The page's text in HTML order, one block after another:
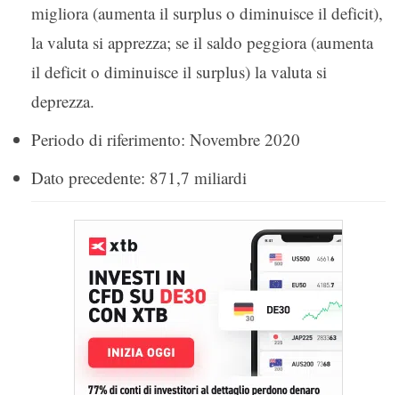
migliora (aumenta il surplus o diminuisce il deficit),
la valuta si apprezza; se il saldo peggiora (aumenta
il deficit o diminuisce il surplus) la valuta si
deprezza.
Periodo di riferimento: Novembre 2020
Dato precedente: 871,7 miliardi